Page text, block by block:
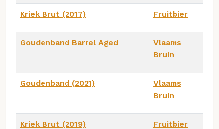
Kriek Brut (2017) Fruitbier
Goudenband Barrel Aged
Vlaams
Bruin
Goudenband (2021)
Vlaams
Bruin
Kriek Brut (2019) Fruitbier